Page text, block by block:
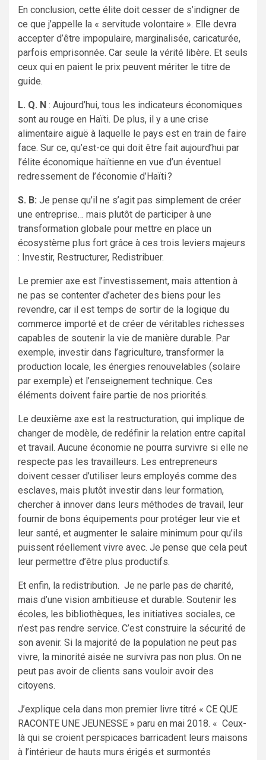
En conclusion, cette élite doit cesser de s’indigner de
ce que j’appelle la « servitude volontaire ». Elle devra
accepter d’être impopulaire, marginalisée, caricaturée,
parfois emprisonnée. Car seule la vérité libère. Et seuls
ceux qui en paient le prix peuvent mériter le titre de
guide.
L. Q. N : Aujourd’hui, tous les indicateurs économiques
sont au rouge en Haïti. De plus, il y a une crise
alimentaire aiguë à laquelle le pays est en train de faire
face. Sur ce, qu’est-ce qui doit être fait aujourd’hui par
l’élite économique haïtienne en vue d’un éventuel
redressement de l’économie d’Haïti ?
S. B: Je pense qu’il ne s’agit pas simplement de créer
une entreprise… mais plutôt de participer à une
transformation globale pour mettre en place un
écosystème plus fort grâce à ces trois leviers majeurs
: Investir, Restructurer, Redistribuer.
Le premier axe est l’investissement, mais attention à
ne pas se contenter d’acheter des biens pour les
revendre, car il est temps de sortir de la logique du
commerce importé et de créer de véritables richesses
capables de soutenir la vie de manière durable. Par
exemple, investir dans l’agriculture, transformer la
production locale, les énergies renouvelables (solaire
par exemple) et l’enseignement technique. Ces
éléments doivent faire partie de nos priorités.
Le deuxième axe est la restructuration, qui implique de
changer de modèle, de redéfinir la relation entre capital
et travail. Aucune économie ne pourra survivre si elle ne
respecte pas les travailleurs. Les entrepreneurs
doivent cesser d’utiliser leurs employés comme des
esclaves, mais plutôt investir dans leur formation,
chercher à innover dans leurs méthodes de travail, leur
fournir de bons équipements pour protéger leur vie et
leur santé, et augmenter le salaire minimum pour qu’ils
puissent réellement vivre avec. Je pense que cela peut
leur permettre d’être plus productifs.
Et enfin, la redistribution. Je ne parle pas de charité,
mais d’une vision ambitieuse et durable. Soutenir les
écoles, les bibliothèques, les initiatives sociales, ce
n’est pas rendre service. C’est construire la sécurité de
son avenir. Si la majorité de la population ne peut pas
vivre, la minorité aisée ne survivra pas non plus. On ne
peut pas avoir de clients sans vouloir avoir des
citoyens.
J’explique cela dans mon premier livre titré « CE QUE
RACONTE UNE JEUNESSE » paru en mai 2018. « Ceux-
là qui se croient perspicaces barricadent leurs maisons
à l’intérieur de hauts murs érigés et surmontés